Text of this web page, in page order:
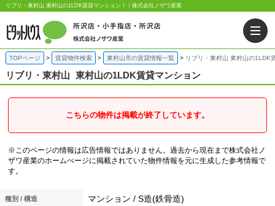
リブリ・東村山 東村山の1LDK賃貸マンション！｜株式会社ノザワ産業
TOPページ 賃貸物件検索 東村山市の賃貸情報一覧 リブリ・東村山 東村山の1LDK
リブリ・東村山 東村山の1LDK賃貸マンション
こちらの物件は掲載が終了しています。
※このページの情報は広告情報ではありません。過去から現在まで株式会社ノ
ザワ産業のホームぺージに掲載されていた物件情報を元に生成した参考情報で
す。
種別 / 構造 マンション / S造(鉄骨造)